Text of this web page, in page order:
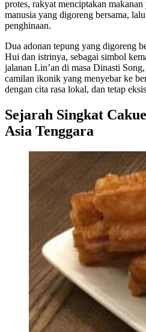
protes, rakyat menciptakan
manusia yang digoreng bersama,
penghinaan.
Dua adonan tepung yang digoreng
Hui dan istrinya, sebagai simbol
jalanan Lin’an di masa Dinasti
camilan ikonik yang menyebar ke
dengan cita rasa lokal, dan tetap
Sejarah Singkat
Asia Tenggara